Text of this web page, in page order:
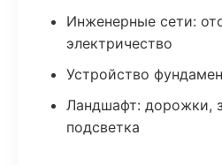
Инженерные сети:
электричество
Устройство
Ландшафт: дорожки,
подсветка